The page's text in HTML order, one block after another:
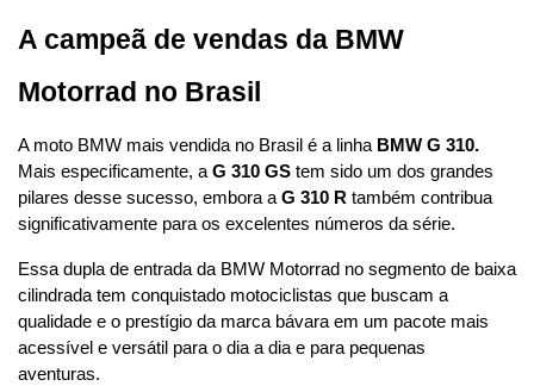
A campeã de vendas da BMW
Motorrad no Brasil
A moto BMW mais vendida no Brasil é a linha
Mais especificamente, a G 310 GS tem sido um dos grandes
pilares desse sucesso, embora a G 310 R também contribua
significativamente para os excelentes números da série.
Essa dupla de entrada da BMW Motorrad no segmento de baixa
cilindrada tem conquistado motociclistas que buscam a
qualidade e o prestígio da marca bávara em um pacote mais
acessível e versátil para o dia a dia e para pequenas
aventuras.